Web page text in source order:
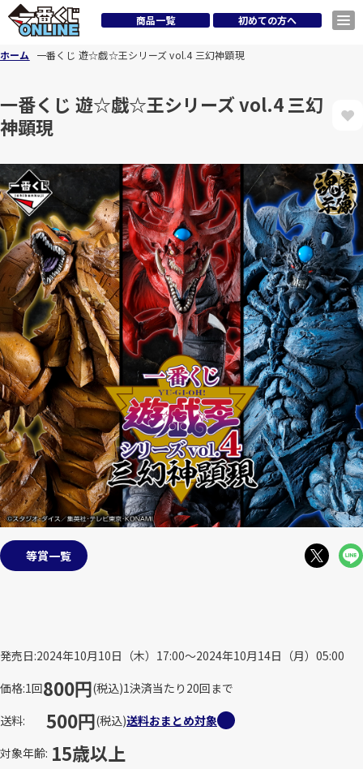
商品一覧 初めての方へ
ホーム 一番くじ 遊☆戯☆王シリーズ vol.4 三幻神顕現
一番くじ 遊☆戯☆王シリーズ vol.4 三幻
神顕現
等賞一覧
発売日 2024年10月10日（木）17:00～2024年10月14日（月）05:00
価格 1回800円(税込)1決済当たり20回まで
送料
500円(税込)送料おまとめ対象
対象年齢 15歳以上